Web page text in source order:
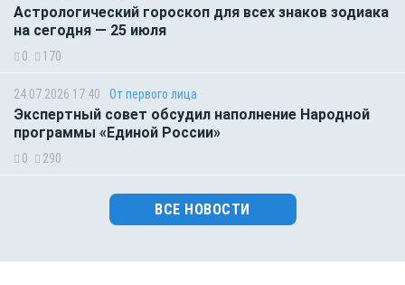
Астрологический гороскоп для всех знаков зодиака
на сегодня — 25 июля
0 170
24.07.2026 17:40 От первого лица
Экспертный совет обсудил наполнение Народной
программы «Единой России»
0 290
ВСЕ НОВОСТИ